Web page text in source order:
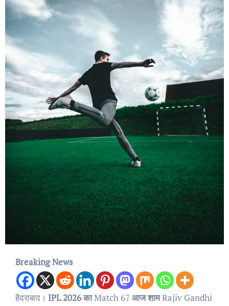
Breaking News
हैदराबाद। IPL 2026 काMatch 67 आज शामRajiv Gandhi